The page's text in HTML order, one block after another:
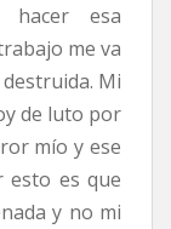
hacer esa
me va
Mi
de luto por
mío y ese
esto es que
y no mi